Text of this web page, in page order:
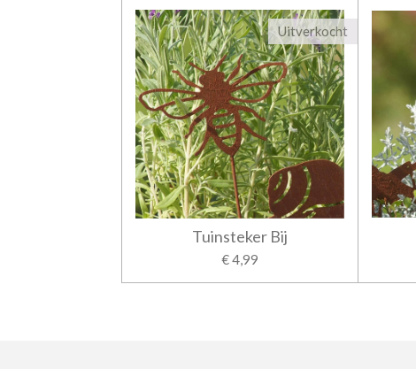
Uitverkocht
Tuinsteker Bij
€ 4,99